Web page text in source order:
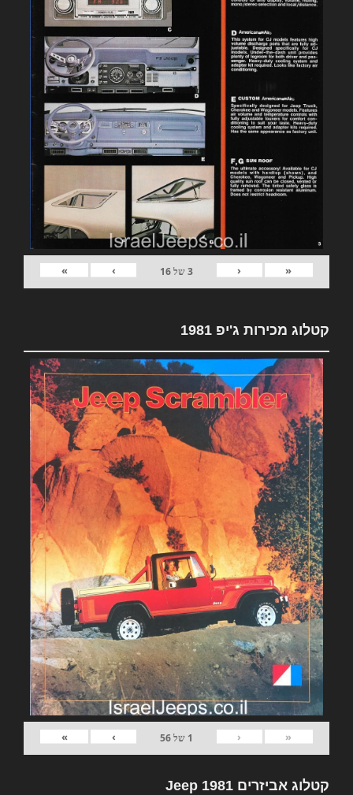
«
‹
3של16
›
»
קטלוג מכירות ג'יפ 1981
«
‹
1 של56
›
»
קטלוג אביזרים 1981 Jeep